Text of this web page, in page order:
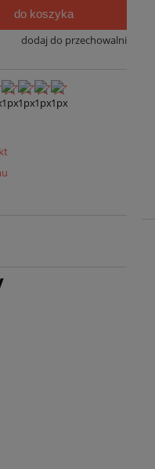
do koszyka
dodaj do przechowalni